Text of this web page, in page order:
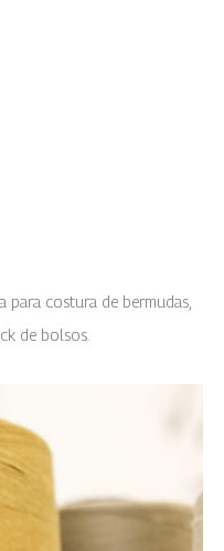
para costura de bermudas,
de bolsos.